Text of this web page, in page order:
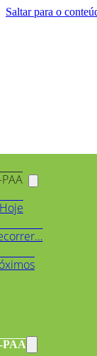
Saltar para o
PAA